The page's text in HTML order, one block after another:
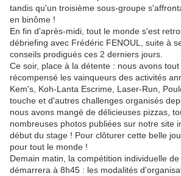
tandis qu'un troisième sous-groupe
en binôme !
En fin d'après-midi, tout le monde s'est
débriefing avec Frédéric FENOUL, suite à
conseils prodigués ces 2 derniers jours.
Ce soir, place à la détente : nous avons
récompensé les vainqueurs des activités
Kem's, Koh-Lanta Escrime, Laser-Run,
touche et d'autres challenges organisés
nous avons mangé de délicieuses pizzas,
nombreuses photos publiées sur notre site
début du stage ! Pour clôturer cette belle
pour tout le monde !
Demain matin, la compétition individuelle
démarrera à 8h45 : les modalités